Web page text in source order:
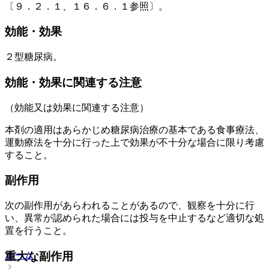
〔９．２．１、１６．６．１参照〕。
効能・効果
２型糖尿病。
効能・効果に関連する注意
（効能又は効果に関連する注意）
本剤の適用はあらかじめ糖尿病治療の基本である食事療法、
運動療法を十分に行った上で効果が不十分な場合に限り考慮
すること。
副作用
次の副作用があらわれることがあるので、観察を十分に行
い、異常が認められた場合には投与を中止するなど適切な処
置を行うこと。
重大な副作用
ホーム